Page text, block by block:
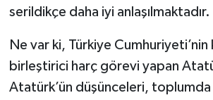
serildikçe daha iyi anlaşılmaktadır.
Ne var ki, Türkiye Cumhuriyeti’nin
birleştirici harç görevi yapan
Atatürk’ün düşünceleri,